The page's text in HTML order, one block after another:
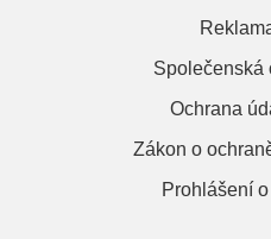
Společenská
Ochrana
Zákon o
Prohlášení